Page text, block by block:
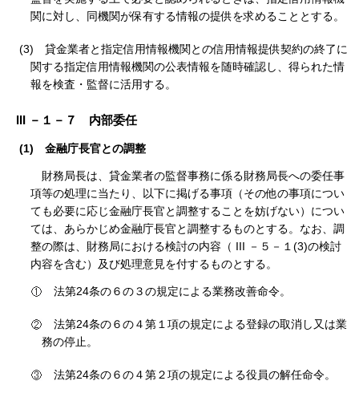
関に対し、同機関が保有する情報の提供を求めることとする。
(3)
貸金業者と指定信用情報機関との信用情報提供契約の終了に
関する指定信用情報機関の公表情報を随時確認し、得られた情
報を検査・監督に活用する。
III －１－７ 内部委任
(1) 金融庁長官との調整
財務局長は、貸金業者の監督事務に係る財務局長への委任事
項等の処理に当たり、以下に掲げる事項（その他の事項につい
ても必要に応じ金融庁長官と調整することを妨げない）につい
ては、あらかじめ金融庁長官と調整するものとする。なお、調
整の際は、財務局における検討の内容（ III －５－１(3)の検討
内容を含む）及び処理意見を付するものとする。
法第24条の６の３の規定による業務改善命令。
法第24条の６の４第１項の規定による登録の取消し又は業
務の停止。
法第24条の６の４第２項の規定による役員の解任命令。